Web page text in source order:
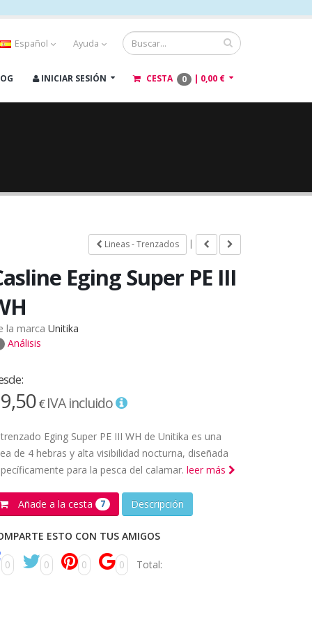
Español Ayuda
INICIAR SESIÓN CESTA 0 | 0,00 €
Lineas - Trenzados |
Eging Super PE III
la marca Unitika
Análisis
€IVA incluido
Eging Super PE III WH de Unitika es una
de 4 hebras y alta visibilidad nocturna, diseñada
para la pesca del calamar. leer más
Añade a la cesta 7 Descripción
ESTO CON TUS AMIGOS
0 0 0 0 Total: